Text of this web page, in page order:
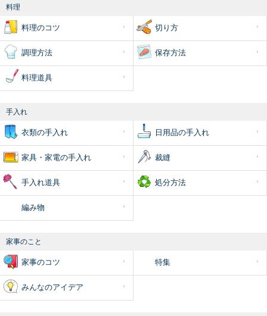
料理
料理のコツ 切り方
調理方法 保存方法
料理道具
手入れ
衣類の手入れ 日用品の手入れ
家具・家電の手入れ 裁縫
手入れ道具 処分方法
編み物
家事のこと
家事のコツ 特集
みんなのアイデア